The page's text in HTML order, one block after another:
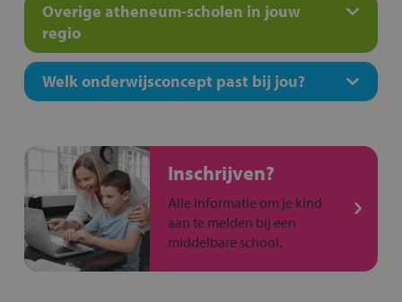
Overige atheneum-scholen in jouw
regio
Welk onderwijsconcept past bij jou?
Inschrijven?
Alle informatie om je kind
aan te melden bij een
middelbare school.